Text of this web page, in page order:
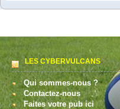
LES CYBERVULCANS
Qui sommes-nous ?
Contactez-nous
Faites votre pub ici